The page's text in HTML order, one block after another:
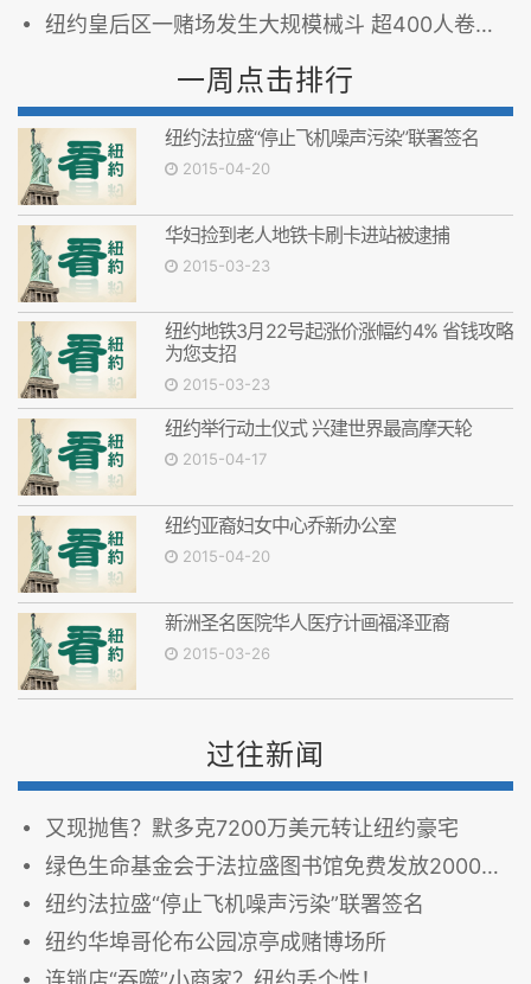
纽约皇后区一赌场发生大规模械斗 超400人卷入混战(图)
一周点击排行
纽约法拉盛“停止飞机噪声污染”联署签名
2015-04-20
华妇捡到老人地铁卡刷卡进站被逮捕
2015-03-23
纽约地铁3月22号起涨价涨幅约4% 省钱攻略
为您支招
2015-03-23
纽约举行动土仪式 兴建世界最高摩天轮
2015-04-17
纽约亚裔妇女中心乔新办公室
2015-04-20
新洲圣名医院华人医疗计画福泽亚裔
2015-03-26
过往新闻
又现抛售？默多克7200万美元转让纽约豪宅
绿色生命基金会于法拉盛图书馆免费发放2000环保袋
纽约法拉盛“停止飞机噪声污染”联署签名
纽约华埠哥伦布公园凉亭成赌博场所